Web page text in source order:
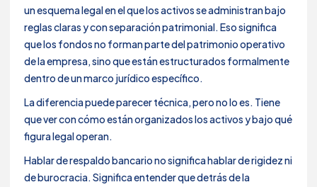
un esquema legal en el que los activos se administran bajo
reglas claras y con separación patrimonial. Eso significa
que los fondos no forman parte del patrimonio operativo
de la empresa, sino que están estructurados formalmente
dentro de un marco jurídico específico.
La diferencia puede parecer técnica, pero no lo es. Tiene
que ver con cómo están organizados los activos y bajo qué
figura legal operan.
Hablar de respaldo bancario no significa hablar de rigidez ni
de burocracia. Significa entender que detrás de la